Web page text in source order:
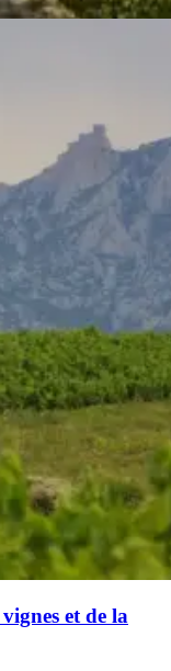
et de la